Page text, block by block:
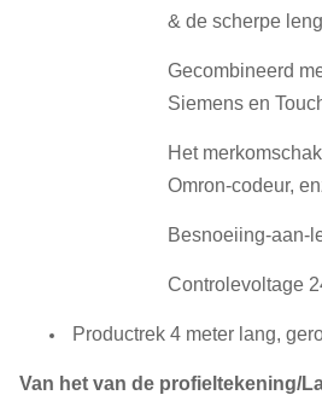
& de scherpe
Gecombineerd
Siemens en
Het
Omron-codeur,
Besnoeiing-aan-
Controlevoltage
Productrek 4 meter lang,
Van het van de profieltekening/